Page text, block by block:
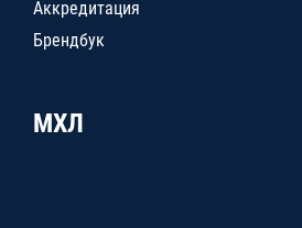
Аккредитация
Брендбук
МХЛ